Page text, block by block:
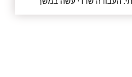
הייתה מעוררת כבוד. לא רק